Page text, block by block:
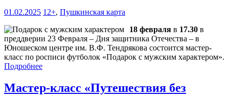
01.02.2025 12+, Пушкинская карта
18 февраля в 17.30 в
преддверии 23 Февраля – Дня защитника Отечества – в
Юношеском центре им. В.Ф. Тендрякова состоится мастер-
класс по росписи футболок «Подарок с мужским характером».
Подробнее
Мастер-класс «Путешествия без